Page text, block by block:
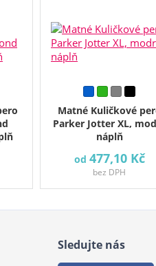
Matné Kuličkové
Parker Jotter XL,
náplň
od 477,10 Kč
bez DPH
Sledujte nás